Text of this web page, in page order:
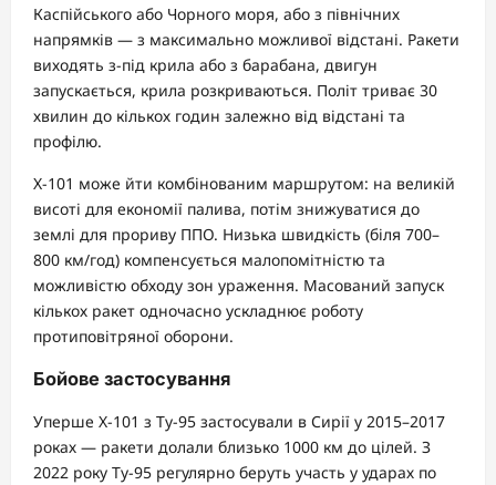
Каспійського або Чорного моря, або з північних
напрямків — з максимально можливої відстані. Ракети
виходять з-під крила або з барабана, двигун
запускається, крила розкриваються. Політ триває 30
хвилин до кількох годин залежно від відстані та
профілю.
Х-101 може йти комбінованим маршрутом: на великій
висоті для економії палива, потім знижуватися до
землі для прориву ППО. Низька швидкість (біля 700–
800 км/год) компенсується малопомітністю та
можливістю обходу зон ураження. Масований запуск
кількох ракет одночасно ускладнює роботу
протиповітряної оборони.
Бойове застосування
Уперше Х-101 з Ту-95 застосували в Сирії у 2015–2017
роках — ракети долали близько 1000 км до цілей. З
2022 року Ту-95 регулярно беруть участь у ударах по